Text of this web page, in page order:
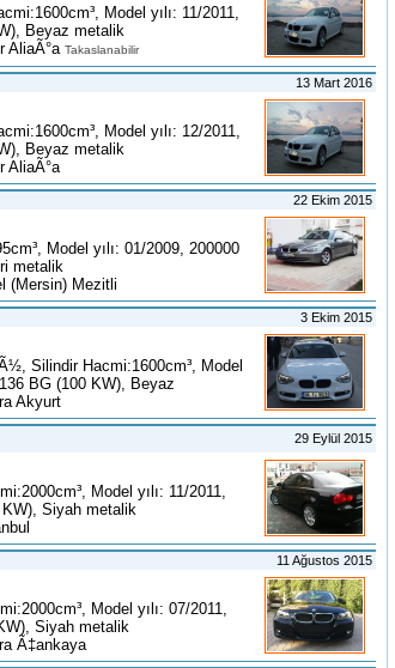
Model yılı: 11/2011,
Beyaz metalik
AliaÃ°a Takaslanabilir
13 Mart 2016
Model yılı: 12/2011,
Beyaz metalik
AliaÃ°a
22 Ekim 2015
Model yılı: 01/2009, 200000
metalik
(Mersin) Mezitli
3 Ekim 2015
Silindir Hacmi:1600cm³, Model
BG (100 KW), Beyaz
Akyurt
29 Eylül 2015
Model yılı: 11/2011,
Siyah metalik
11 Ağustos 2015
Model yılı: 07/2011,
Siyah metalik
Ã‡ankaya